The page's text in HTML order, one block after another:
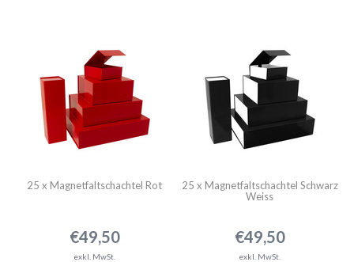
25 x Magnetfaltschachtel Rot
€49,50
exkl. MwSt.
25 x Magnetfaltschachtel Schwarz
Weiss
€49,50
exkl. MwSt.